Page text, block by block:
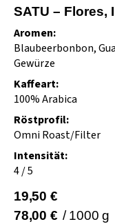
SATU – Flores,
Aromen:
Blaubeerbonbon,
Gewürze
Kaffeart:
100% Arabica
Röstprofil:
Omni Roast/Filter
Intensität:
4 / 5
19,50 €
78,00 € /1000 g